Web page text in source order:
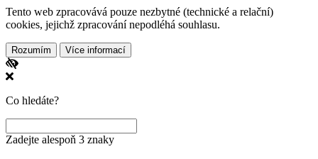
Tento web zpracovává pouze nezbytné (technické a relační)
cookies, jejichž zpracování nepodléhá souhlasu.
Rozumím Více informací
Co hledáte?
Zadejte alespoň 3 znaky